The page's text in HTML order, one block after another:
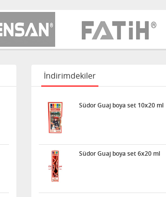
İndirimdekiler
Südor Guaj boya set 10x20 ml
Südor Guaj boya set 6x20 ml